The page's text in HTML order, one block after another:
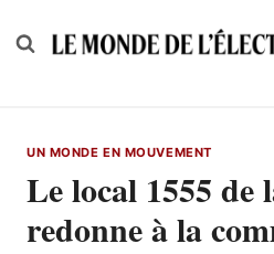
to
UN MONDE EN MOUVEMENT
Le local 1555 de
redonne à la